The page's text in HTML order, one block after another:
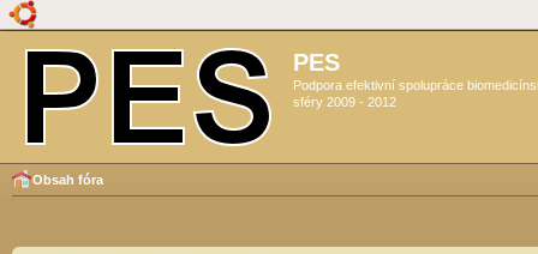
PES
Podpora efektivní spolupráce
sféry 2009 - 2012
Obsah fóra